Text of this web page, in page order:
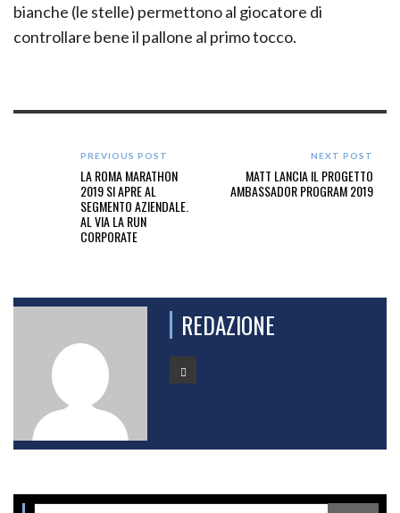
bianche (le stelle) permettono al giocatore di
controllare bene il pallone al primo tocco.
PREVIOUS POST
LA ROMA MARATHON
2019 SI APRE AL
SEGMENTO AZIENDALE.
AL VIA LA RUN
CORPORATE
NEXT POST
MATT LANCIA IL PROGETTO
AMBASSADOR PROGRAM 2019
REDAZIONE